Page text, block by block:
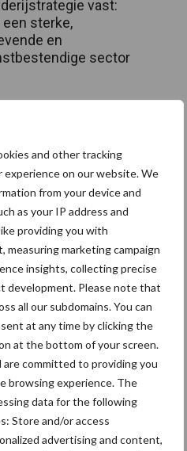
and other tracking
on our website. We
from your device and
as your IP address and
providing you with
measuring marketing campaign
insights, collecting precise
development. Please note that
all our subdomains. You can
at any time by clicking the
at the bottom of your screen.
committed to providing you
browsing experience. The
data for the following
Store and/or access
advertising and content,
vast:
een sterke,
en
sector
producten van
in beslag
meer
Partner nieuws
varkenssector
afzetcrisis in het